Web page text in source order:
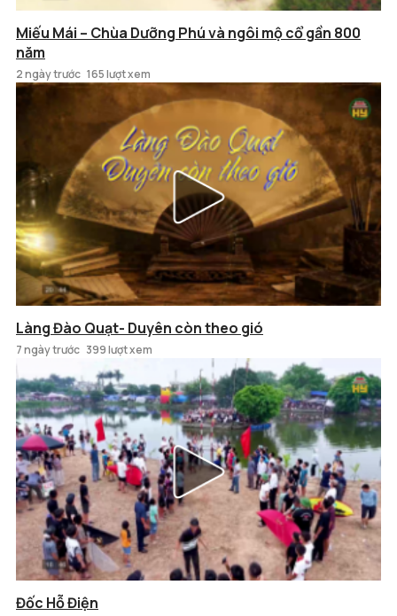
Miếu Mái – Chùa Dưỡng Phú và ngôi mộ cổ gần 800
năm
2 ngày trước 165 lượt xem
Làng Đào Quạt- Duyên còn theo gió
7 ngày trước 399 lượt xem
Đốc Hỗ Điện